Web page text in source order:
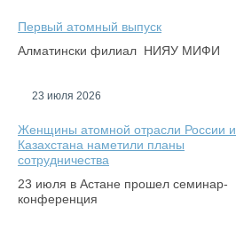
Первый атомный выпуск
Алматински филиал НИЯУ МИФИ
23 июля 2026
Женщины атомной отрасли России и
Казахстана наметили планы
сотрудничества
23 июля в Астане прошел семинар-
конференция